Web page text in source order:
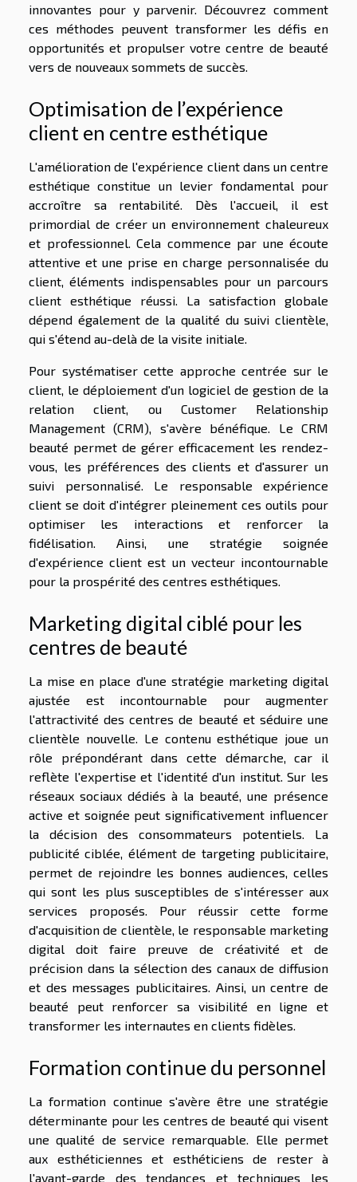
innovantes pour y parvenir. Découvrez comment
ces méthodes peuvent transformer les défis en
opportunités et propulser votre centre de beauté
vers de nouveaux sommets de succès.
Optimisation de l’expérience
client en centre esthétique
L'amélioration de l'expérience client dans un centre
esthétique constitue un levier fondamental pour
accroître sa rentabilité. Dès l'accueil, il est
primordial de créer un environnement chaleureux
et professionnel. Cela commence par une écoute
attentive et une prise en charge personnalisée du
client, éléments indispensables pour un parcours
client esthétique réussi. La satisfaction globale
dépend également de la qualité du suivi clientèle,
qui s'étend au-delà de la visite initiale.
Pour systématiser cette approche centrée sur le
client, le déploiement d'un logiciel de gestion de la
relation client, ou Customer Relationship
Management (CRM), s'avère bénéfique. Le CRM
beauté permet de gérer efficacement les rendez-
vous, les préférences des clients et d'assurer un
suivi personnalisé. Le responsable expérience
client se doit d'intégrer pleinement ces outils pour
optimiser les interactions et renforcer la
fidélisation. Ainsi, une stratégie soignée
d'expérience client est un vecteur incontournable
pour la prospérité des centres esthétiques.
Marketing digital ciblé pour les
centres de beauté
La mise en place d'une stratégie marketing digital
ajustée est incontournable pour augmenter
l'attractivité des centres de beauté et séduire une
clientèle nouvelle. Le contenu esthétique joue un
rôle prépondérant dans cette démarche, car il
reflète l'expertise et l'identité d'un institut. Sur les
réseaux sociaux dédiés à la beauté, une présence
active et soignée peut significativement influencer
la décision des consommateurs potentiels. La
publicité ciblée, élément de targeting publicitaire,
permet de rejoindre les bonnes audiences, celles
qui sont les plus susceptibles de s'intéresser aux
services proposés. Pour réussir cette forme
d'acquisition de clientèle, le responsable marketing
digital doit faire preuve de créativité et de
précision dans la sélection des canaux de diffusion
et des messages publicitaires. Ainsi, un centre de
beauté peut renforcer sa visibilité en ligne et
transformer les internautes en clients fidèles.
Formation continue du personnel
La formation continue s'avère être une stratégie
déterminante pour les centres de beauté qui visent
une qualité de service remarquable. Elle permet
aux esthéticiennes et esthéticiens de rester à
l'avant-garde des tendances et techniques les